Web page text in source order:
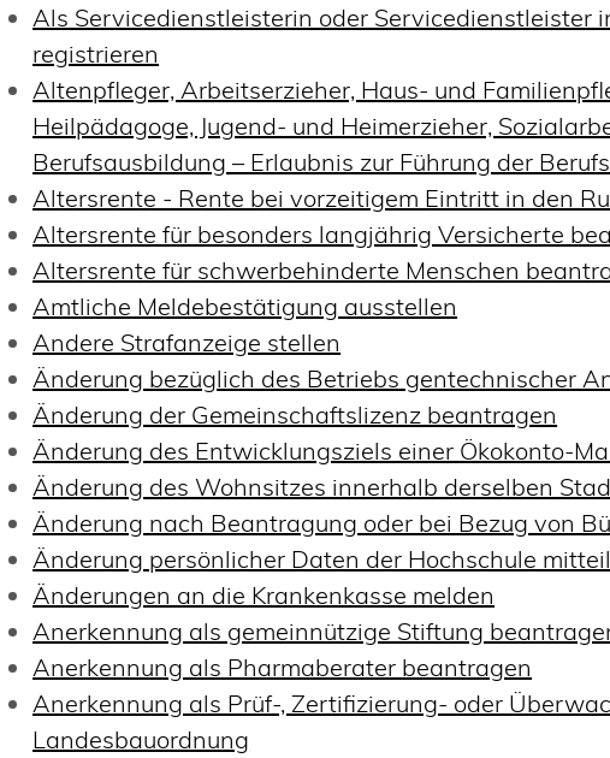
Als Servicedienstleisterin oder Servicedienstleister
registrieren
Altenpfleger, Arbeitserzieher, Haus- und
Heilpädagoge, Jugend- und Heimerzieher,
Berufsausbildung – Erlaubnis zur Führung der
Altersrente - Rente bei vorzeitigem Eintritt in den
Altersrente für besonders langjährig Versicherte
Altersrente für schwerbehinderte Menschen
Amtliche Meldebestätigung ausstellen
Andere Strafanzeige stellen
Änderung bezüglich des Betriebs gentechnischer
Änderung der Gemeinschaftslizenz beantragen
Änderung des Entwicklungsziels einer Ökokonto-
Änderung des Wohnsitzes innerhalb derselben
Änderung nach Beantragung oder bei Bezug von
Änderung persönlicher Daten der Hochschule
Änderungen an die Krankenkasse melden
Anerkennung als gemeinnützige Stiftung
Anerkennung als Pharmaberater beantragen
Anerkennung als Prüf-, Zertifizierung- oder
Landesbauordnung